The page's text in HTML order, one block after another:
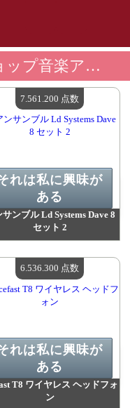
楽アクセサリー
サンブル Ld Systems Dave 8
セット 2
利用可能な数量：4
れは私に興味が
ある
7.561.200 点数
T8 ワイヤレス ヘッドフォ
ン
れは私に興味が
ある
6.536.300 点数